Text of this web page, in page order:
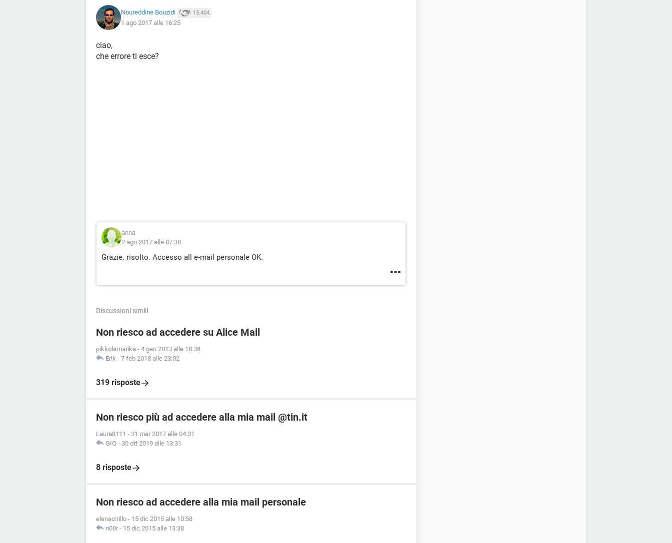
Noureddine Bouzidi 15.404
1 ago 2017 alle 16:25
ciao,
che errore ti esce?
anna
2 ago 2017 alle 07:38
Grazie. risolto. Accesso all e-mail personale OK.
Discussioni simili
Non riesco ad accedere su Alice Mail
pikkolamarika - 4 gen 2013 alle 18:38
Erik - 7 feb 2018 alle 23:02
319 risposte
Non riesco più ad accedere alla mia mail @tin.it
Laura8111 - 31 mar 2017 alle 04:31
GIO - 30 ott 2019 alle 13:31
8 risposte
Non riesco ad accedere alla mia mail personale
elenacirillo - 15 dic 2015 alle 10:58
n00r - 15 dic 2015 alle 13:38